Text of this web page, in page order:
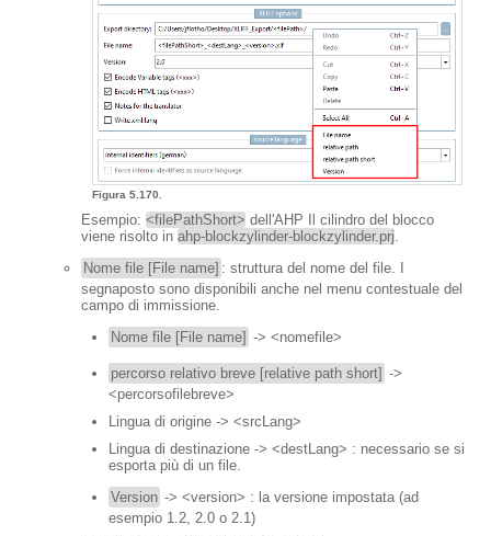
Figura 5.170.
Esempio: <filePathShort> dell'AHP Il cilindro del blocco
viene risolto in ahp-blockzylinder-blockzylinder.prj.
Nome file [File name] : struttura del nome del file. I
segnaposto sono disponibili anche nel menu contestuale del
campo di immissione.
Nome file [File name] -> <nomefile>
percorso relativo breve [relative path short] ->
<percorsofilebreve>
Lingua di origine -> <srcLang>
Lingua di destinazione -> <destLang> : necessario se si
esporta più di un file.
Version -> <version> : la versione impostata (ad
esempio 1.2, 2.0 o 2.1)